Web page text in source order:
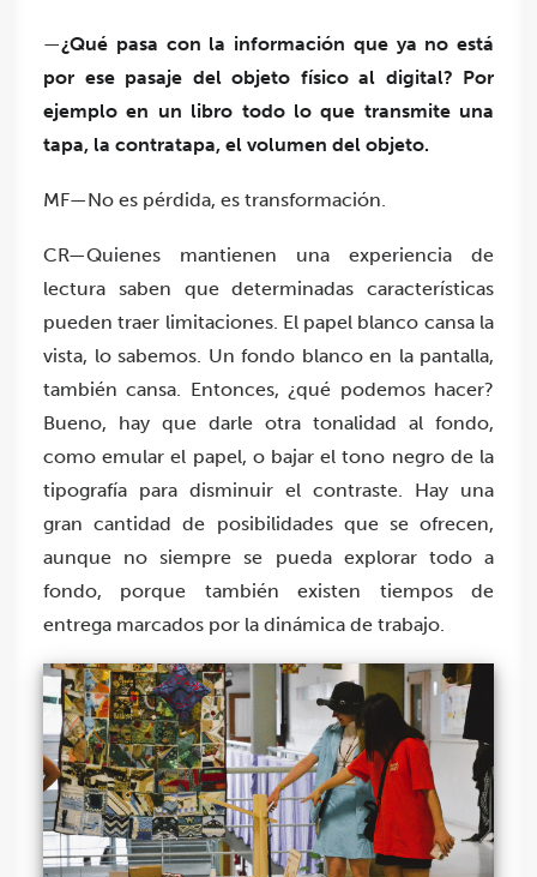
—¿Qué pasa con la información que ya no está
por ese pasaje del objeto físico al digital? Por
ejemplo en un libro todo lo que transmite una
tapa, la contratapa, el volumen del objeto.
MF—No es pérdida, es transformación.
CR—Quienes mantienen una experiencia de
lectura saben que determinadas características
pueden traer limitaciones. El papel blanco cansa la
vista, lo sabemos. Un fondo blanco en la pantalla,
también cansa. Entonces, ¿qué podemos hacer?
Bueno, hay que darle otra tonalidad al fondo,
como emular el papel, o bajar el tono negro de la
tipografía para disminuir el contraste. Hay una
gran cantidad de posibilidades que se ofrecen,
aunque no siempre se pueda explorar todo a
fondo, porque también existen tiempos de
entrega marcados por la dinámica de trabajo.